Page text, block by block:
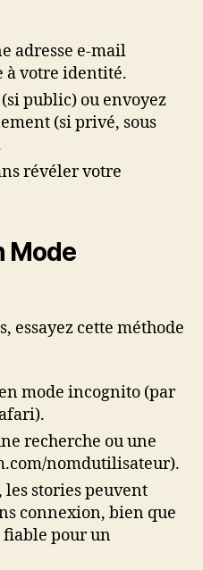
adresse e-mail
à votre identité.
public) ou envoyez
(si privé, sous
révéler votre
Mode
essayez cette méthode
mode incognito (par
recherche ou une
nomdutilisateur).
les stories peuvent
connexion, bien que
fiable pour un